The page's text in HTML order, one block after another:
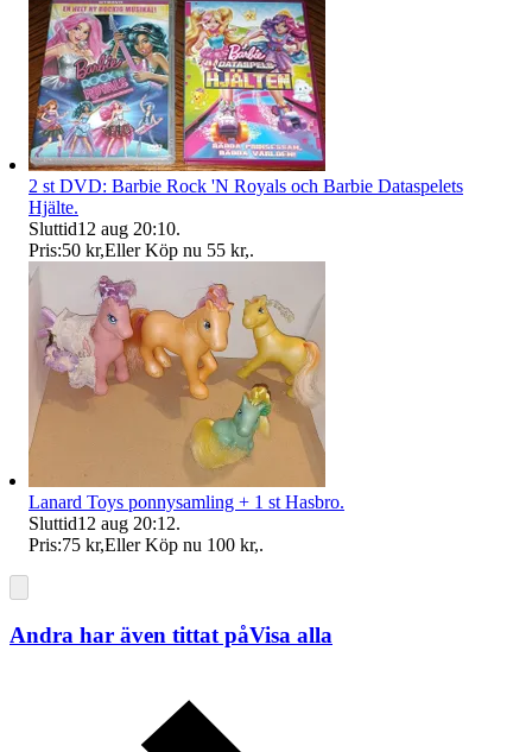
2 st DVD: Barbie Rock 'N Royals och Barbie Dataspelets
Hjälte.
Sluttid12 aug 20:10.
Pris:50 kr,Eller Köp nu 55 kr,.
Lanard Toys ponnysamling + 1 st Hasbro.
Sluttid12 aug 20:12.
Pris:75 kr,Eller Köp nu 100 kr,.
Andra har även tittat påVisa alla